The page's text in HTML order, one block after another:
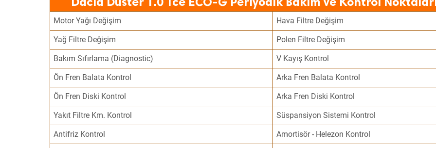
Motor Yağı Değişim Hava Filtre Değişim
Yağ Filtre Değişim Polen Filtre Değişim
Bakım Sıfırlama (Diagnostic) V Kayış Kontrol
Ön Fren Balata Kontrol Arka Fren Balata Kontrol
Ön Fren Diski Kontrol Arka Fren Diski Kontrol
Yakıt Filtre Km. Kontrol Süspansiyon Sistemi Kontrol
Antifriz Kontrol Amortisör - Helezon Kontrol